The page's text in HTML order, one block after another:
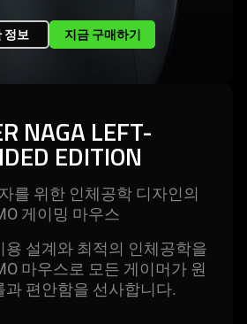
정보 지금 구매하기
NAGA LEFT-
EDITION
를 위한 인체공학 디자인의
게이밍 마우스
용 설계와 최적의 인체공학을
마우스로 모든 게이머가 원
과 편안함을 선사합니다.